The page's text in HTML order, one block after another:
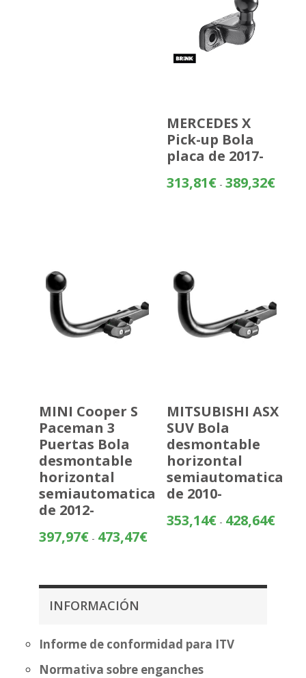
MERCEDES X
Pick-up Bola
placa de 2017-
313,81€ - 389,32€Rango
MINI Cooper S
Paceman 3
Puertas Bola
desmontable
horizontal
semiautomatica
de 2012-
397,97€ - 473,47€Rango
MITSUBISHI ASX
SUV Bola
desmontable
horizontal
semiautomatica
de 2010-
353,14€ - 428,64€Rango
INFORMACIÓN
Informe de conformidad para ITV
Normativa sobre enganches